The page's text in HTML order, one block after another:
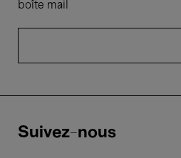
boîte mail
Suivez-nous